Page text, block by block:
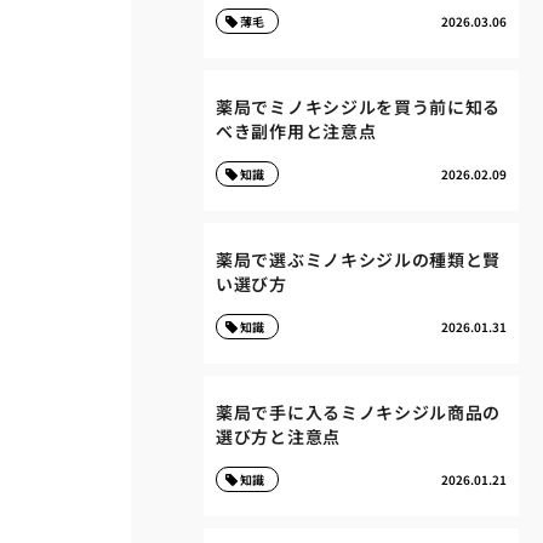
2026.03.06
薄毛
薬局でミノキシジルを買う前に知る
べき副作用と注意点
2026.02.09
知識
薬局で選ぶミノキシジルの種類と賢
い選び方
2026.01.31
知識
薬局で手に入るミノキシジル商品の
選び方と注意点
2026.01.21
知識